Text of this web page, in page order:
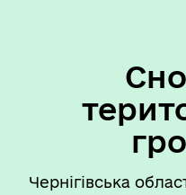
Чернігівська